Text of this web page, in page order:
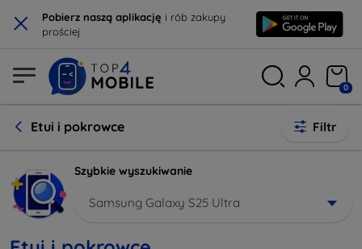
× Pobierz naszą aplikację i rób zakupy
prościej
0
Etui i pokrowce Filtr
Szybkie wyszukiwanie
Samsung Galaxy S25 Ultra